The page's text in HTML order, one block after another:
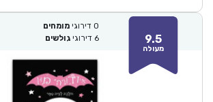
9.5
מעולה
0 דירוגי מומחים
6 דירוגי גולשים